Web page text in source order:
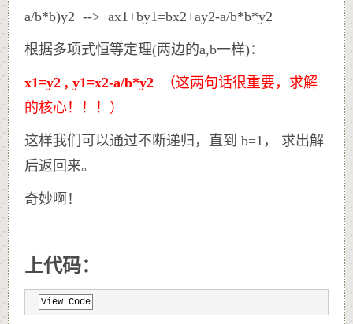
a/b*b)y2 --> ax1+by1=bx2+ay2-a/b*b*y2
根据多项式恒等定理(两边的a,b一样)：
x1=y2 , y1=x2-a/b*y2
（这两句话很重要，求解
的核心！！！）
这样我们可以通过不断递归，直到 b=1， 求出解
后返回来。
奇妙啊！
上代码：
View Code